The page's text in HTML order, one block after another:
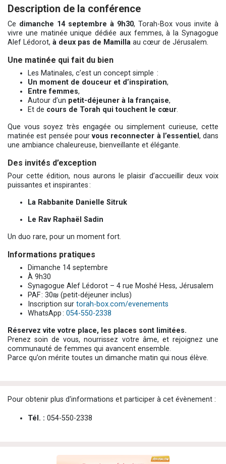
Description de la conférence
Ce dimanche 14 septembre à 9h30, Torah-Box vous invite à
vivre une matinée unique dédiée aux femmes, à la Synagogue
Alef Lédorot, à deux pas de Mamilla au cœur de Jérusalem.
Une matinée qui fait du bien
Les Matinales, c’est un concept simple :
Un moment de douceur et d’inspiration,
Entre femmes,
Autour d’un petit-déjeuner à la française,
Et de cours de Torah qui touchent le cœur.
Que vous soyez très engagée ou simplement curieuse, cette
matinée est pensée pour vous reconnecter à l’essentiel , dans
une ambiance chaleureuse, bienveillante et élégante.
Des invités d’exception
Pour cette édition, nous aurons le plaisir d’accueillir deux voix
puissantes et inspirantes :
La Rabbanite Danielle Sitruk
Le Rav Raphaël Sadin
Un duo rare, pour un moment fort.
Informations pratiques
Dimanche 14 septembre
À 9h30
Synagogue Alef Lédorot – 4 rue Moshé Hess, Jérusalem
PAF : 30₪ (petit-déjeuner inclus)
Inscription sur torah-box.com/evenements
WhatsApp : 054-550-2338
Réservez vite votre place, les places sont limitées.
Prenez soin de vous, nourrissez votre âme, et rejoignez une
communauté de femmes qui avancent ensemble.
Parce qu’on mérite toutes un dimanche matin qui nous élève.
Pour obtenir plus d'informations et participer à cet évènement :
Tél. : 054-550-2338